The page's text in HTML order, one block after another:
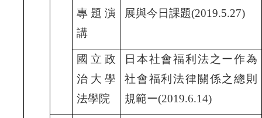
專題演
講
展與今日課題(2019.5.27)
國立政
治大學
法學院
日本社會福利法之ー作為
社會福利法律關係之總則
規範ー(2019.6.14)